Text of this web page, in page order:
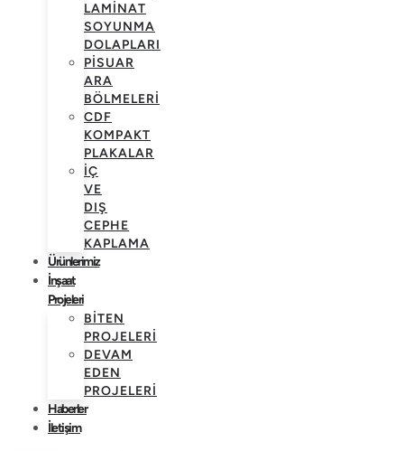
LAMINAT
SOYUNMA
DOLAPLARI
PISUAR
ARA
BÖLMELERI
CDF
KOMPAKT
PLAKALAR
İÇ
VE
DIŞ
CEPHE
KAPLAMA
Ürünlerimiz
İnşaat
Projeleri
BITEN
PROJELERI
DEVAM
EDEN
PROJELERI
Haberler
İletişim